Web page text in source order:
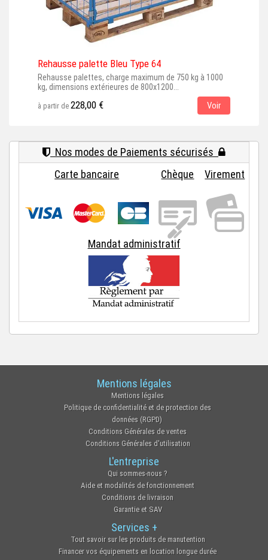
Rehausse palette Bleu Type 64
Rehausse palettes, charge maximum de 750 kg à 1000
kg, dimensions extérieures de 800x1200...
à partir de 228,00 € Voir
Nos modes de Paiements sécurisés
Carte bancaire
Chèque Virement
Mandat administratif
Mentions légales
Mentions légales
Politique de confidentialité et de protection des
données (RGPD)
Conditions Générales de ventes
Conditions Générales d'utilisation
L'entreprise
Qui sommes-nous ?
Aide et modalités de fonctionnement
Conditions de livraison
Garantie et SAV
Services +
Tout savoir sur les produits de manutention
Financer vos équipements en location longue durée